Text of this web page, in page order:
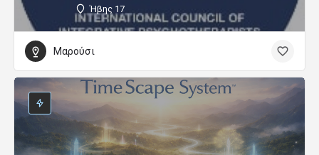
Ήβης 17
Μαρούσι